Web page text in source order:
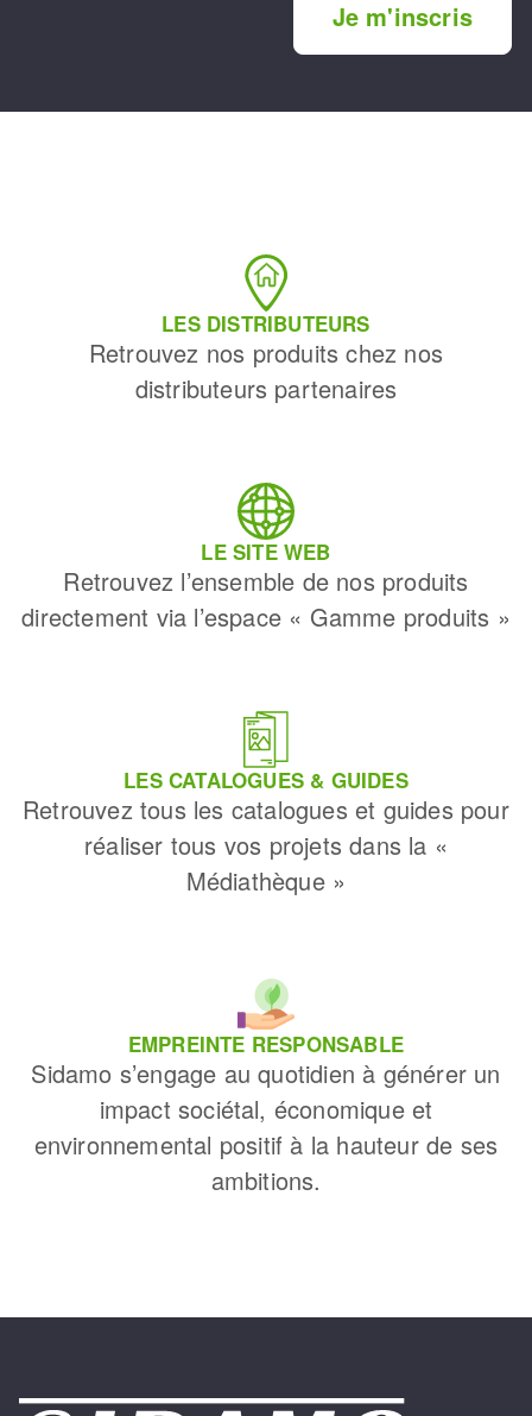
Je m'inscris
LES DISTRIBUTEURS
Retrouvez nos produits chez nos
distributeurs partenaires
LE SITE WEB
Retrouvez l’ensemble de nos produits
directement via l’espace « Gamme produits »
LES CATALOGUES & GUIDES
Retrouvez tous les catalogues et guides pour
réaliser tous vos projets dans la «
Médiathèque »
EMPREINTE RESPONSABLE
Sidamo s’engage au quotidien à générer un
impact sociétal, économique et
environnemental positif à la hauteur de ses
ambitions.